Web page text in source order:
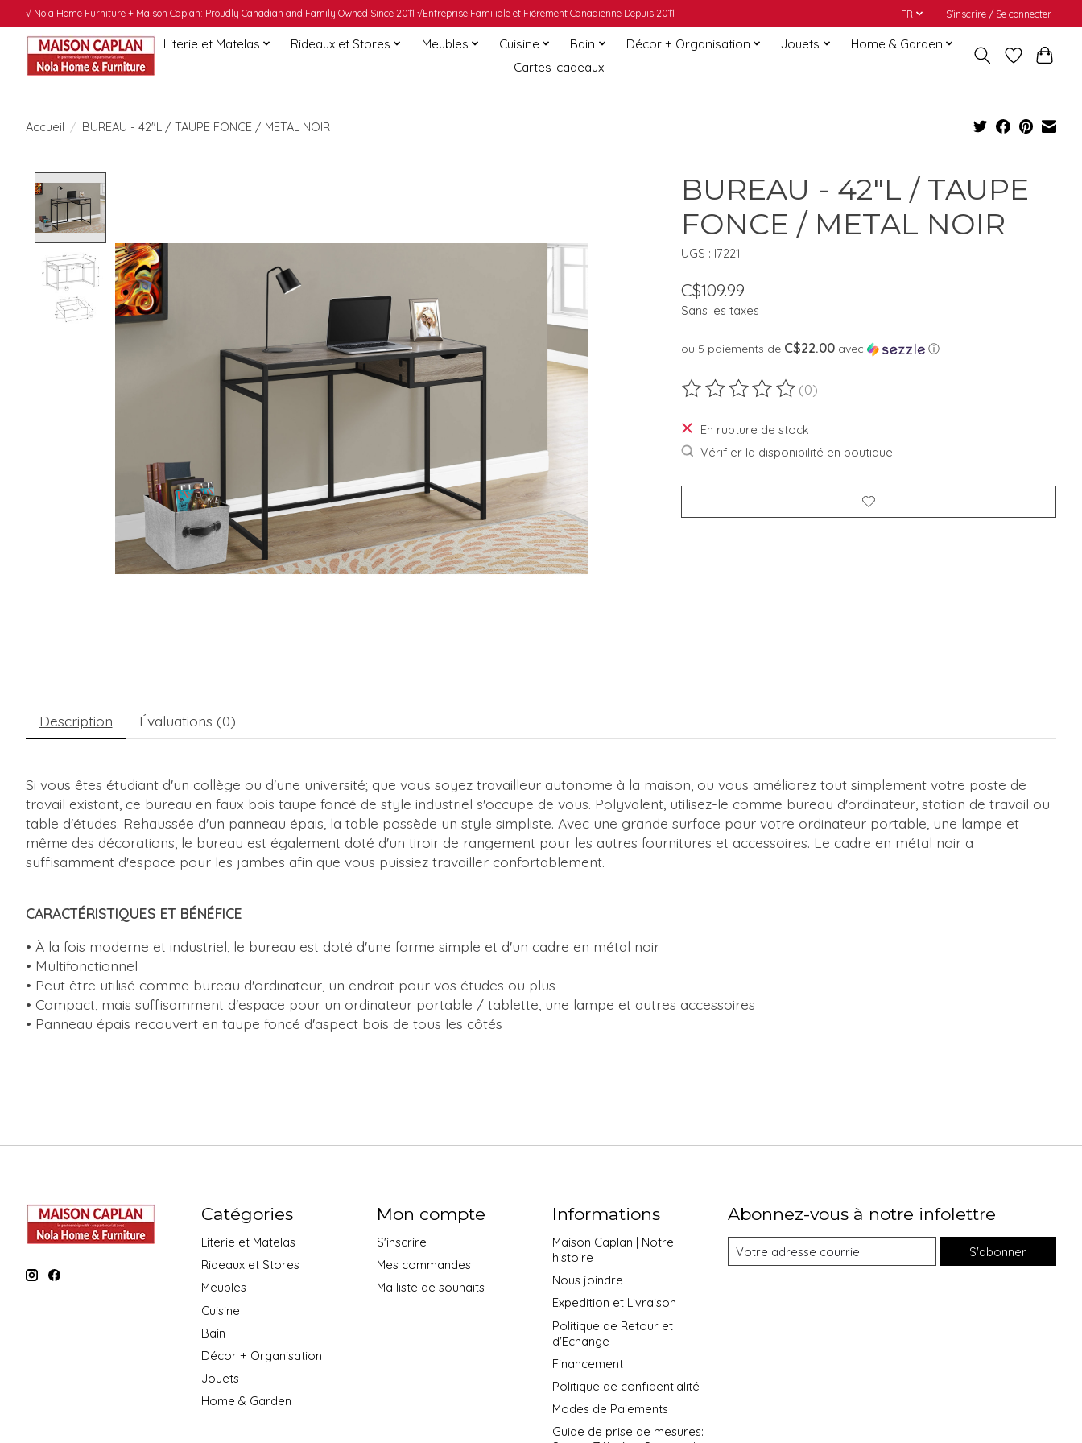
√ Nola Home Furniture + Maison Caplan: Proudly Canadian and Family Owned Since 2011 √Entreprise Familiale et Fièrement Canadienne Depuis 2011 FR S’inscrire / Se connecter
Literie et Matelas Rideaux et Stores Meubles Cuisine Bain Décor + Organisation Jouets
Home & Garden
Cartes-cadeaux
Accueil / BUREAU - 42"L / TAUPE FONCE / METAL NOIR
BUREAU - 42"L / TAUPE
FONCE / METAL NOIR
UGS : I7221
C$109.99
Sans les taxes
ou 5 paiements de C$22.00avec ⓘ
Ce produit est évalué à
(0)
En rupture de stock
Vérifier la disponibilité en boutique
Description Évaluations (0)
Si vous êtes étudiant d'un collège ou d'une université; que vous soyez travailleur autonome à la maison, ou vous améliorez tout simplement votre poste de
travail existant, ce bureau en faux bois taupe foncé de style industriel s'occupe de vous. Polyvalent, utilisez-le comme bureau d'ordinateur, station de travail ou
table d'études. Rehaussée d'un panneau épais, la table possède un style simpliste. Avec une grande surface pour votre ordinateur portable, une lampe et
même des décorations, le bureau est également doté d'un tiroir de rangement pour les autres fournitures et accessoires. Le cadre en métal noir a
suffisamment d'espace pour les jambes afin que vous puissiez travailler confortablement.
CARACTÉRISTIQUES ET BÉNÉFICE
• À la fois moderne et industriel, le bureau est doté d'une forme simple et d'un cadre en métal noir
• Multifonctionnel
• Peut être utilisé comme bureau d'ordinateur, un endroit pour vos études ou plus
• Compact, mais suffisamment d'espace pour un ordinateur portable / tablette, une lampe et autres accessoires
• Panneau épais recouvert en taupe foncé d'aspect bois de tous les côtés
Catégories
Literie et Matelas
Rideaux et Stores
Meubles
Cuisine
Bain
Décor + Organisation
Jouets
Home & Garden
Mon compte
S'inscrire
Mes commandes
Ma liste de souhaits
Informations
Maison Caplan | Notre
histoire
Nous joindre
Expedition et Livraison
Politique de Retour et
d'Echange
Financement
Politique de confidentialité
Modes de Paiements
Guide de prise de mesures:
Abonnez-vous à notre infolettre
S'abonner